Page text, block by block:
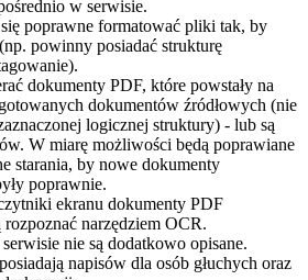
w serwisie.
poprawne formatować pliki tak, by
powinny posiadać strukturę
dokumenty PDF, które powstały na
dokumentów źródłowych (nie
logicznej struktury) - lub są
W miarę możliwości będą poprawiane
starania, by nowe dokumenty
poprawnie.
ekranu dokumenty PDF
narzędziem OCR.
nie są dodatkowo opisane.
napisów dla osób głuchych oraz